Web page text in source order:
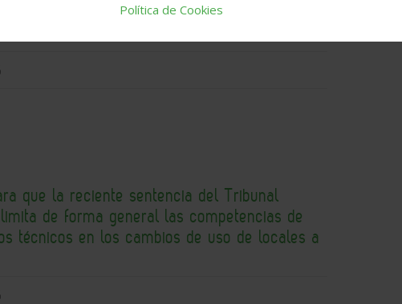
de la vivienda impulsa el interés por vivir
que la reciente sentencia del Tribunal
de forma general las competencias de
técnicos en los cambios de uso de locales a
Política de Cookies